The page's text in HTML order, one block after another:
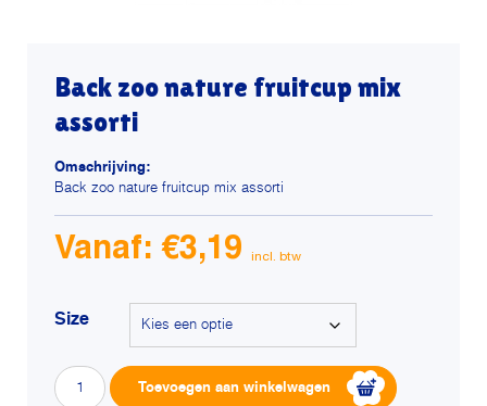
Back zoo nature fruitcup mix
assorti
Omschrijving:
Back zoo nature fruitcup mix assorti
Vanaf: €3,19
Size
Back
zoo
Toevoegen aan winkelwagen